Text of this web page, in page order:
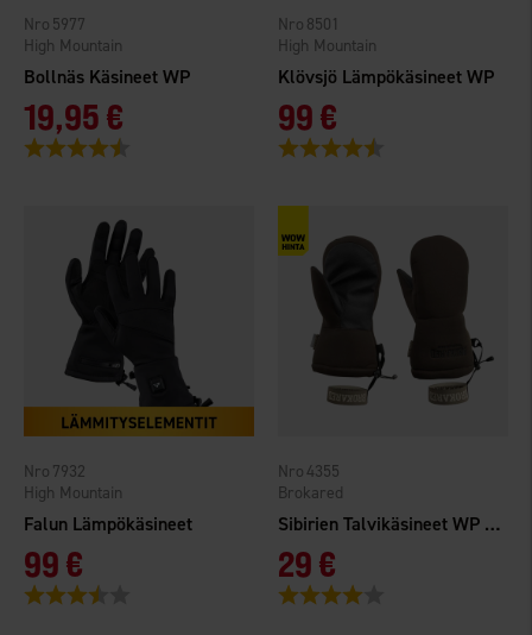
Bollnäs Käsineet WP
High Mountain
5977
19,95 €
Arvio:
Klövsjö Lämpökäsineet WP
High Mountain
8501
99 €
Arvio:
Falun Lämpökäsineet
High Mountain
7932
99 €
Arvio:
Sibirien Talvikäsineet WP Vihreä
Brokared
4355
29 €
Arvio: